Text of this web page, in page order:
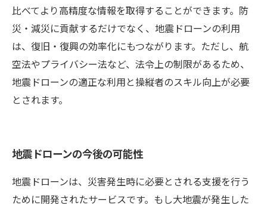
比べてより高精度な情報を取得することができます。防
災・減災に貢献するだけでなく、地震ドローンの利用
は、復旧・復興の効率化にもつながります。ただし、航
空法やプライバシー法など、法令上の制限があるため、
地震ドローンの適正な利用と操縦者のスキル向上が必要
とされます。
地震ドローンの今後の可能性
地震ドローンは、災害発生時に必要とされる支援を行う
ために開発されたサービスです。もし大地震が発生した